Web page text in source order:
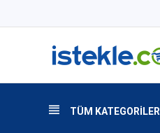
TÜM KATEGORİLER